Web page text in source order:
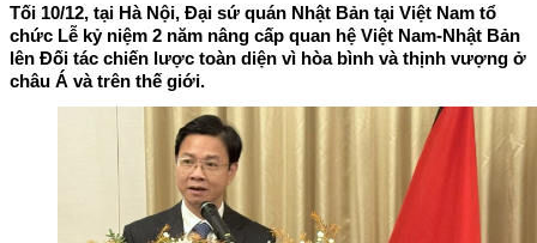
Tối 10/12, tại Hà Nội, Đại sứ quán Nhật Bản tại Việt Nam tổ
chức Lễ kỷ niệm 2 năm nâng cấp quan hệ Việt Nam-Nhật Bản
lên Đối tác chiến lược toàn diện vì hòa bình và thịnh vượng ở
châu Á và trên thế giới.